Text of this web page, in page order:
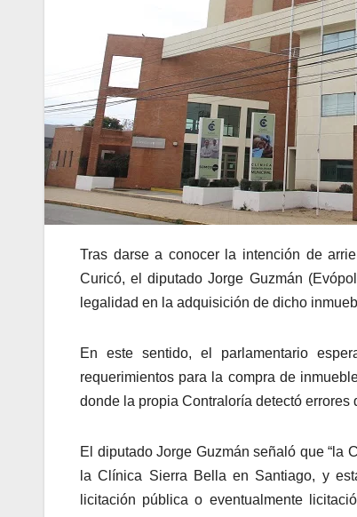
Tras darse a conocer la intención de
Curicó, el diputado Jorge Guzmán
legalidad en la adquisición de dicho
En este sentido, el parlamentario
requerimientos para la compra de
donde la propia Contraloría detectó errores
El diputado Jorge Guzmán señaló que “la
la Clínica Sierra Bella en Santiago, y
licitación pública o eventualmente